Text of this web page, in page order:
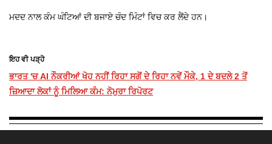
ਮਦਦ ਨਾਲ ਕੰਮ ਘੰਟਿਆਂ ਦੀ ਬਜਾਏ ਚੰਦ ਮਿੰਟਾਂ ਵਿਚ ਕਰ ਲੈਂਦੇ ਹਨ।
ਇਹ ਵੀ ਪੜ੍ਹੋ
ਭਾਰਤ 'ਚ AI ਨੌਕਰੀਆਂ ਖੋਹ ਨਹੀਂ ਰਿਹਾ ਸਗੋਂ ਦੇ ਰਿਹਾ ਨਵੇਂ ਮੌਕੇ, 1 ਦੇ ਬਦਲੇ 2 ਤੋਂ
ਜ਼ਿਆਦਾ ਲੋਕਾਂ ਨੂੰ ਮਿਲਿਆ ਕੰਮ: ਨੋਮੁਰਾ ਰਿਪੋਰਟ